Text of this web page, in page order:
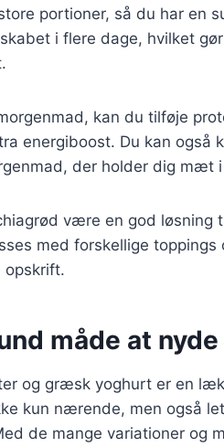
portioner, så du har en
i flere dage, hvilket
kan du tilføje
energiboost. Du kan også
der holder dig mæt
være en god løsning
med forskellige
måde at
og græsk yoghurt er en
kun nærende, men også
de mange variationer og